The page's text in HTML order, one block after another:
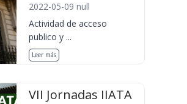
2022-05-09 null
Actividad de acceso
publico y ...
Leer más
VII Jornadas IIATA